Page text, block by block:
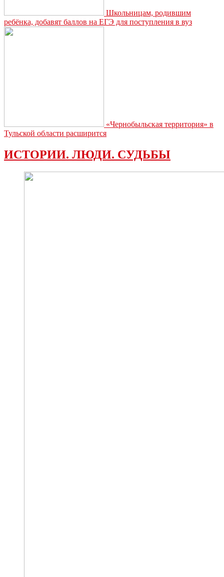
Школьницам, родившим
ребёнка, добавят баллов на ЕГЭ для поступления в вуз
«Чернобыльская территория» в
Тульской области расширится
ИСТОРИИ. ЛЮДИ. СУДЬБЫ